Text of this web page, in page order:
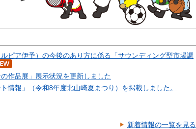
ピア伊予）の今後のあり方に係る「サウンディング型市場調
作品展」展示状況を更新しました
情報」（令和8年度北山崎夏まつり）を掲載しました。
新着情報の一覧を見る